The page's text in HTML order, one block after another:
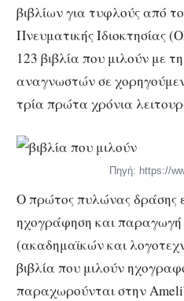
βιβλίων για τυφλούς από
Πνευματικής Ιδιοκτησίας
123 βιβλία που μιλούν με
αναγνωστών σε
τρία πρώτα χρόνια
Πηγή: https://
Ο πρώτος πυλώνας δράσης
ηχογράφηση και παραγωγή
(ακαδημαϊκών και
βιβλία που μιλούν
παραχωρούνται στην